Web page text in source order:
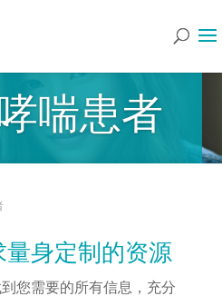
喘患者
身定制的资源
您需要的所有信息，充分